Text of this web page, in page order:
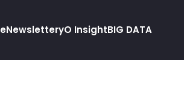
NewsletteryO InsightBIG DATA